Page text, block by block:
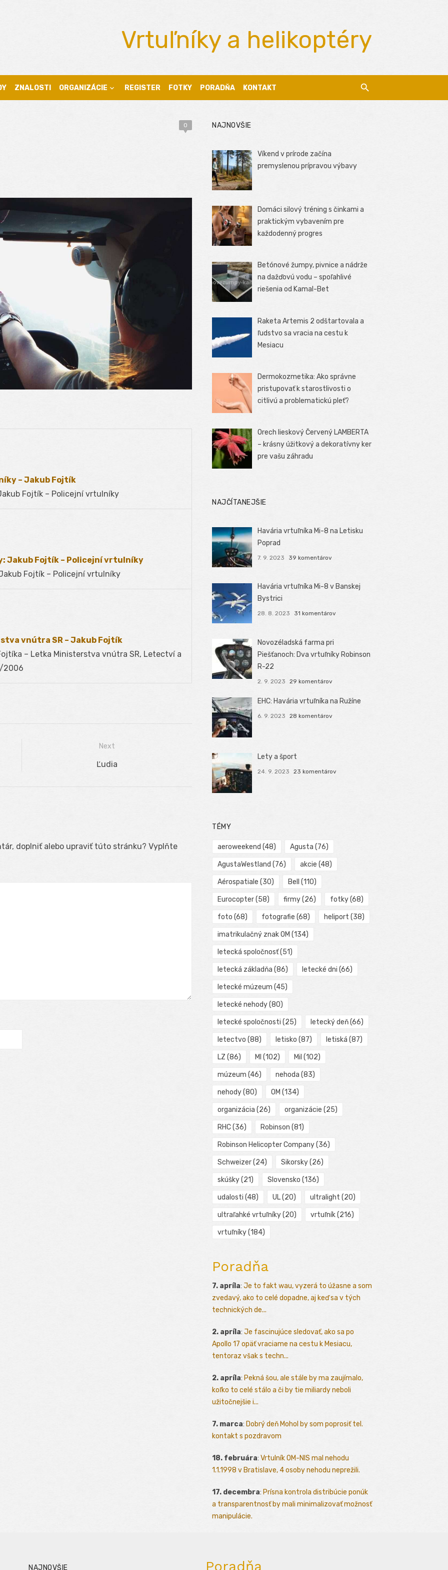
Vrtuľníky a helikoptéry
ZNALOSTI ORGANIZÁCIE REGISTER FOTKY PORADŇA KONTAKT
0
– Jakub Fojtík
Fojtík – Policejní vrtulníky
Jakub Fojtík – Policejní vrtulníky
Fojtík – Policejní vrtulníky
vnútra SR – Jakub Fojtík
– Letka Ministerstva vnútra SR, Letectví a
2006
Next
Next
Ľudia
doplniť alebo upraviť túto stránku? Vyplňte
NAJNOVŠIE
Víkend v prírode začína
premyslenou prípravou výbavy
Domáci silový tréning s činkami a
praktickým vybavením pre
každodenný progres
Betónové žumpy, pivnice a nádrže
na dažďovú vodu – spoľahlivé
riešenia od Kamal-Bet
Raketa Artemis 2 odštartovala a
ľudstvo sa vracia na cestu k
Mesiacu
Dermokozmetika: Ako správne
pristupovať k starostlivosti o
citlivú a problematickú pleť?
Orech lieskový Červený LAMBERTA
– krásny úžitkový a dekoratívny ker
pre vašu záhradu
NAJČÍTANEJŠIE
Havária vrtuľníka Mi-8 na Letisku
Poprad
7. 9. 2023 39 komentárov
Havária vrtuľníka Mi-8 v Banskej
Bystrici
28. 8. 2023 31 komentárov
Novozéladská farma pri
Piešťanoch: Dva vrtuľníky Robinson
R-22
2. 9. 2023 29 komentárov
EHC: Havária vrtuľníka na Ružíne
6. 9. 2023 28 komentárov
Lety a šport
24. 9. 2023 23 komentárov
TÉMY
aeroweekend (48) Agusta (76)
AgustaWestland (76) akcie (48)
Aérospatiale (30) Bell (110)
Eurocopter(58) firmy(26) fotky(68)
foto (68) fotografie (68) heliport (38)
imatrikulačný znak OM (134)
letecká spoločnosť(51)
letecká základňa (86) letecké dni (66)
letecké múzeum (45)
letecké nehody(80)
letecké spoločnosti (25) letecký deň(66)
letectvo (88) letisko (87) letiská (87)
LZ (86) MI (102) Mil (102)
múzeum (46) nehoda (83)
nehody(80) OM (134)
organizácia (26) organizácie (25)
RHC(36) Robinson (81)
Robinson Helicopter Company(36)
Schweizer(24) Sikorsky(26)
skúšky(21) Slovensko (136)
udalosti (48) UL(20) ultralight (20)
ultraľahké vrtuľníky(20) vrtuľník(216)
vrtuľníky(184)
Poradňa
7. apríla: Je to fakt wau, vyzerá to úžasne a som
zvedavý, ako to celé dopadne, aj keď sa v tých
technických de...
2. apríla: Je fascinujúce sledovať, ako sa po
Apollo 17 opäť vraciame na cestu k Mesiacu,
tentoraz však s techn...
2. apríla: Pekná šou, ale stále by ma zaujímalo,
koľko to celé stálo a či by tie miliardy neboli
užitočnejšie i...
7. marca: Dobrý deň Mohol by som poprosiť tel.
kontakt s pozdravom
18. februára: Vrtulník OM-NIS mal nehodu
1.1.1998 v Bratislave, 4 osoby nehodu neprežili.
17. decembra: Prísna kontrola distribúcie ponúk
a transparentnosť by mali minimalizovať možnosť
manipulácie.
NAJNOVŠIE Poradňa